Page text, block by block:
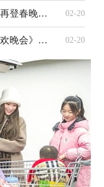
科创之城，主场排面——尊界S800再登春晚，与全球华人共庆新春 02-20
尊界S800成为总台《2026年春节联欢晚会》智慧出行时代旗舰合作伙伴 02-20